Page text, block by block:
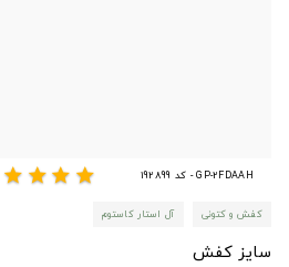
GP-2FDAAH - کد 192899 star
star
star
star
کفش و کتونی آل استار کاستوم
سایز کفش